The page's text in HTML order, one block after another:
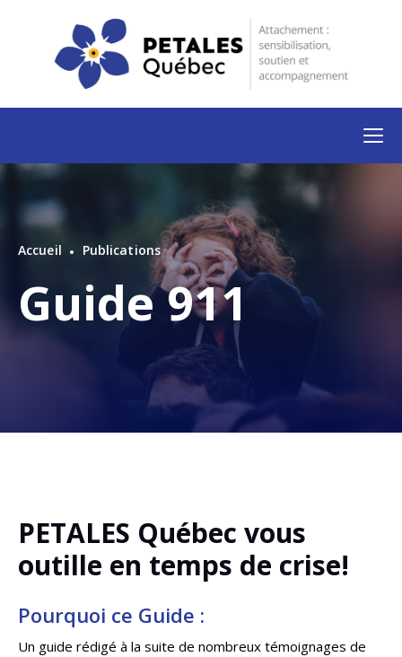
Accueil Publications
Guide 911
PETALES Québec vous
outille en temps de crise!
Pourquoi ce Guide :
Un guide rédigé à la suite de nombreux témoignages de